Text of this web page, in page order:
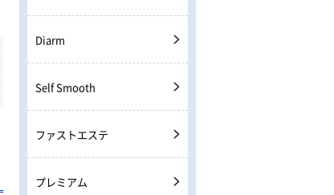
Diarm
Self Smooth
ファストエステ
プレミアム